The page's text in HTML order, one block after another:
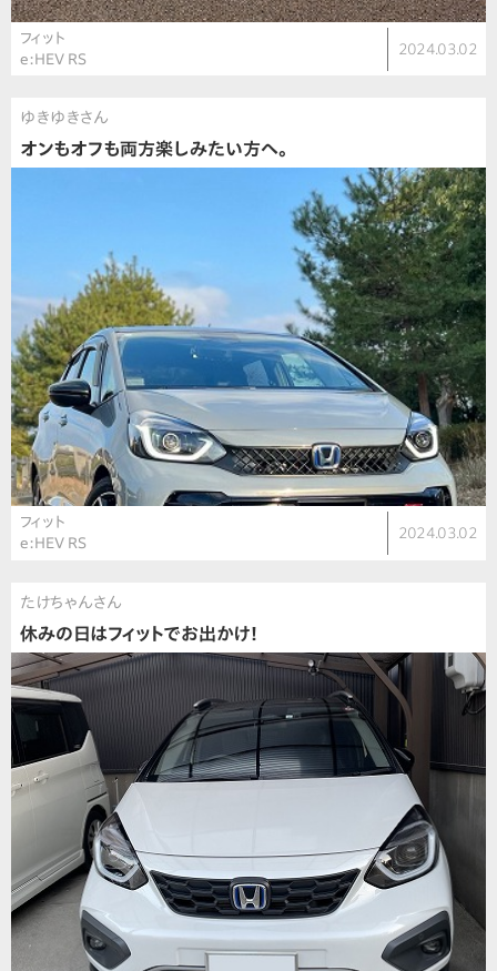
フィット
e:HEV RS
2024.03.02
ゆきゆきさん
オンもオフも両方楽しみたい方へ。
フィット
e:HEV RS
2024.03.02
たけちゃんさん
休みの日はフィットでお出かけ！